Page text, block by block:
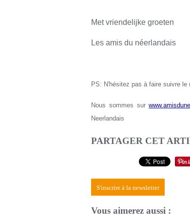
Met vriendelijke groeten
Les amis du néerlandais
PS: N'hésitez pas à faire suivre le
Nous sommes sur
Neerlandais
PARTAGER CET
S'inscrire à la newsletter
Vous aimerez aussi :